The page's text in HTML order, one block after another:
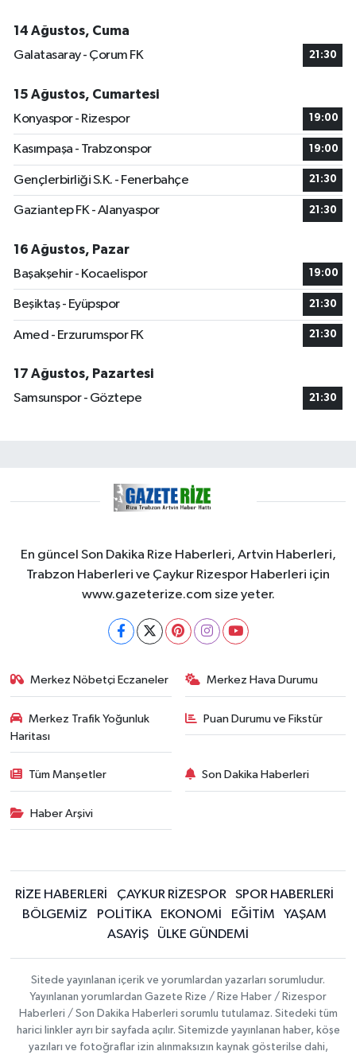
14 Ağustos, Cuma
Galatasaray - Çorum FK
21:30
15 Ağustos, Cumartesi
Konyaspor - Rizespor
19:00
Kasımpaşa - Trabzonspor 19:00
Gençlerbirliği S.K. - Fenerbahçe 21:30
Gaziantep FK - Alanyaspor 21:30
16 Ağustos, Pazar
Başakşehir - Kocaelispor
19:00
Beşiktaş - Eyüpspor 21:30
Amed - Erzurumspor FK 21:30
17 Ağustos, Pazartesi
Samsunspor - Göztepe
21:30
En güncel Son Dakika Rize Haberleri, Artvin Haberleri,
Trabzon Haberleri ve Çaykur Rizespor Haberleri için
www.gazeterize.com size yeter.
Merkez Nöbetçi Eczaneler Merkez Hava Durumu
Merkez Trafik Yoğunluk
Haritası
Puan Durumu ve Fikstür
Tüm Manşetler Son Dakika Haberleri
Haber Arşivi
RİZE HABERLERİ ÇAYKUR RİZESPOR
SPOR HABERLERİ
BÖLGEMİZ
POLİTİKA EKONOMİ EĞİTİM
YAŞAM
ASAYİŞ
ÜLKE GÜNDEMİ
Sitede yayınlanan içerik ve yorumlardan yazarları sorumludur.
Yayınlanan yorumlardan Gazete Rize / Rize Haber / Rizespor
Haberleri / Son Dakika Haberleri sorumlu tutulamaz. Sitedeki tüm
harici linkler ayrı bir sayfada açılır. Sitemizde yayınlanan haber, köşe
yazıları ve fotoğraflar izin alınmaksızın kaynak gösterilse dahi,